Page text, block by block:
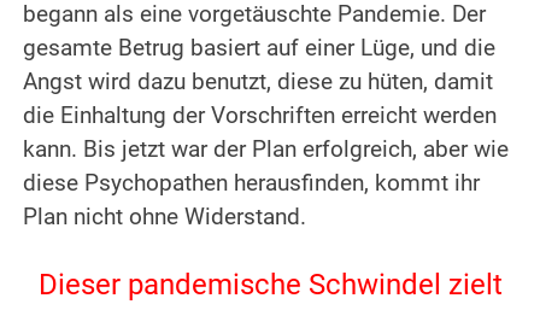
begann als eine vorgetäuschte Pandemie. Der
gesamte Betrug basiert auf einer Lüge, und die
Angst wird dazu benutzt, diese zu hüten, damit
die Einhaltung der Vorschriften erreicht werden
kann. Bis jetzt war der Plan erfolgreich, aber wie
diese Psychopathen herausfinden, kommt ihr
Plan nicht ohne Widerstand.
Dieser pandemische Schwindel zielt